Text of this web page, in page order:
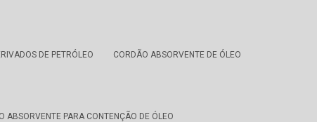
DE PETRÓLEO CORDÃO ABSORVENTE DE ÓLEO
ABSORVENTE PARA CONTENÇÃO DE ÓLEO